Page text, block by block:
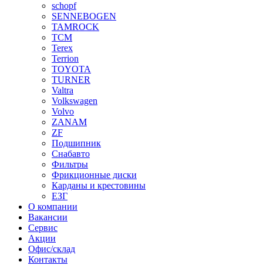
schopf
SENNEBOGEN
TAMROCK
TCM
Terex
Terrion
TOYOTA
TURNER
Valtra
Volkswagen
Volvo
ZANAM
ZF
Подшипник
Снабавто
Фильтры
Фрикционные диски
Карданы и крестовины
ЕЗГ
О компании
Вакансии
Сервис
Акции
Офис/склад
Контакты